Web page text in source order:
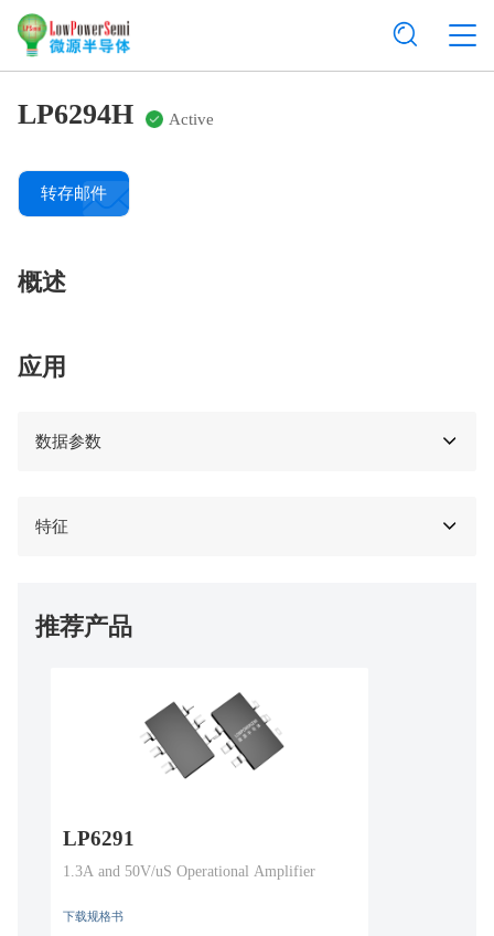
LP6294H Active
转存邮件
概述
应用
数据参数
特征
推荐产品
LP6291
1.3A and 50V/uS Operational Amplifier
下载规格书